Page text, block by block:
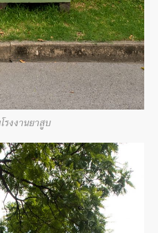
รงงานยาสูบ